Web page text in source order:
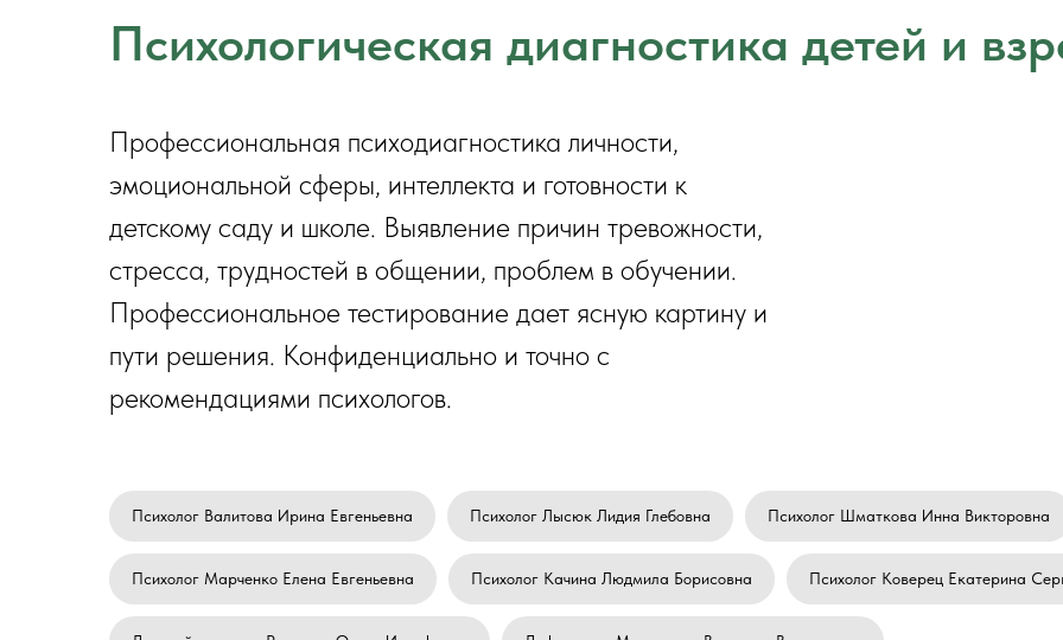
Психологическая диагностика детей и
Профессиональная психодиагностика личности,
эмоциональной сферы, интеллекта и готовности к
детскому саду и школе. Выявление причин тревожности,
стресса, трудностей в общении, проблем в обучении.
Профессиональное тестирование дает ясную картину и
пути решения. Конфиденциально и точно с
рекомендациями психологов.
Психолог Валитова Ирина Евгеньевна Психолог Лысюк Лидия Глебовна Психолог Шматкова Инна Викторовна
Психолог Марченко Елена Евгеньевна Психолог Качина Людмила Борисовна Психолог Коверец Екатерина